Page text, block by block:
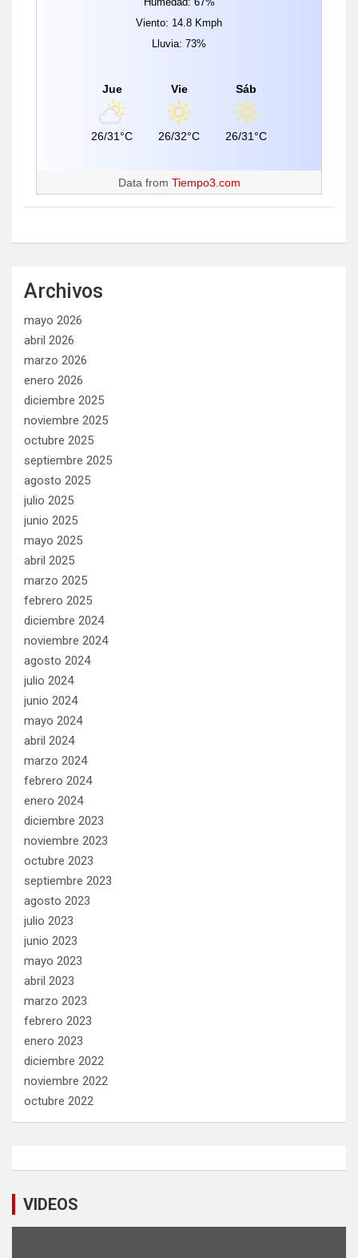
Viento: 14.8 Kmph
Lluvia: 73%
Jue
26/31°C
Vie
26/32°C
Sáb
26/31°C
Data from Tiempo3.com
Archivos
mayo 2026
abril 2026
marzo 2026
enero 2026
diciembre 2025
noviembre 2025
octubre 2025
septiembre 2025
agosto 2025
julio 2025
junio 2025
mayo 2025
abril 2025
marzo 2025
febrero 2025
diciembre 2024
noviembre 2024
agosto 2024
julio 2024
junio 2024
mayo 2024
abril 2024
marzo 2024
febrero 2024
enero 2024
diciembre 2023
noviembre 2023
octubre 2023
septiembre 2023
agosto 2023
julio 2023
junio 2023
mayo 2023
abril 2023
marzo 2023
febrero 2023
enero 2023
diciembre 2022
noviembre 2022
octubre 2022
VIDEOS